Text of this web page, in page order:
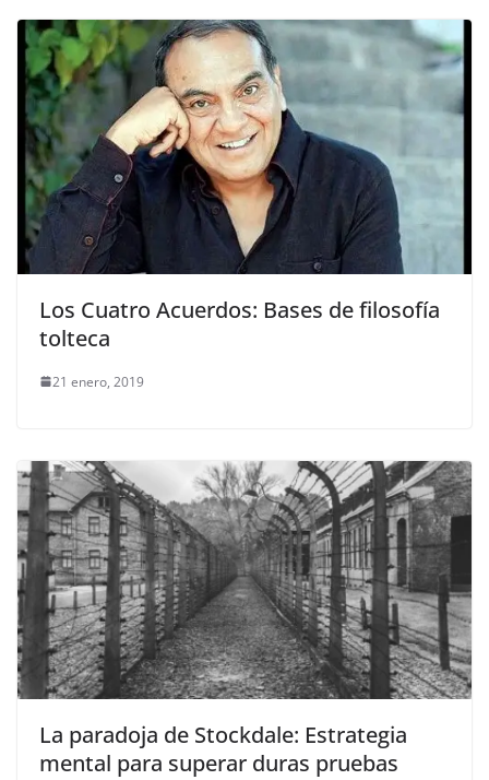
Los Cuatro Acuerdos: Bases de filosofía
tolteca
21 enero, 2019
La paradoja de Stockdale: Estrategia
mental para superar duras pruebas